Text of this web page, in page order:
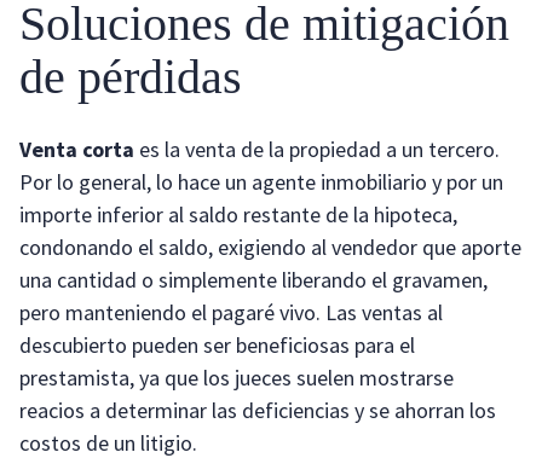
Soluciones de mitigación
de pérdidas
Venta corta es la venta de la propiedad a un tercero.
Por lo general, lo hace un agente inmobiliario y por un
importe inferior al saldo restante de la hipoteca,
condonando el saldo, exigiendo al vendedor que aporte
una cantidad o simplemente liberando el gravamen,
pero manteniendo el pagaré vivo. Las ventas al
descubierto pueden ser beneficiosas para el
prestamista, ya que los jueces suelen mostrarse
reacios a determinar las deficiencias y se ahorran los
costos de un litigio.